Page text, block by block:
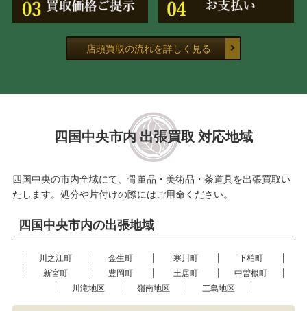
店頭買取の流れを詳しく見る
四国中央市内 出張買取 対応地域
四国中央の市内全域にて、骨董品・美術品・茶道具を出張買取い
たします。処分や片付けの際にはご用命ください。
四国中央市内の出張地域
川之江町 金生町 寒川町
下柏町
新宮町
豊岡町 土居町
中曽根町
川滝地区
嶺南地区 三島地区